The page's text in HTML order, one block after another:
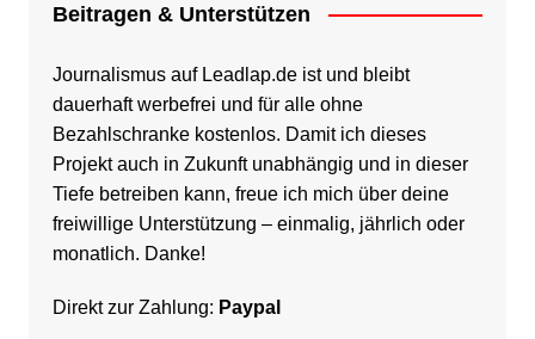
Beitragen & Unterstützen
Journalismus auf Leadlap.de ist und bleibt
dauerhaft werbefrei und für alle ohne
Bezahlschranke kostenlos. Damit ich dieses
Projekt auch in Zukunft unabhängig und in dieser
Tiefe betreiben kann, freue ich mich über deine
freiwillige Unterstützung – einmalig, jährlich oder
monatlich. Danke!
Direkt zur Zahlung: Paypal